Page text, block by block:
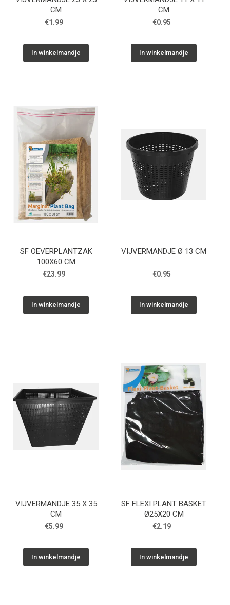
CM
€1.99
In winkelmandje
CM
€0.95
In winkelmandje
SF OEVERPLANTZAK
100X60 CM
€23.99
In winkelmandje
VIJVERMANDJE Ø 13 CM
€0.95
In winkelmandje
VIJVERMANDJE 35 X 35
CM
€5.99
In winkelmandje
SF FLEXI PLANT BASKET
Ø25X20 CM
€2.19
In winkelmandje